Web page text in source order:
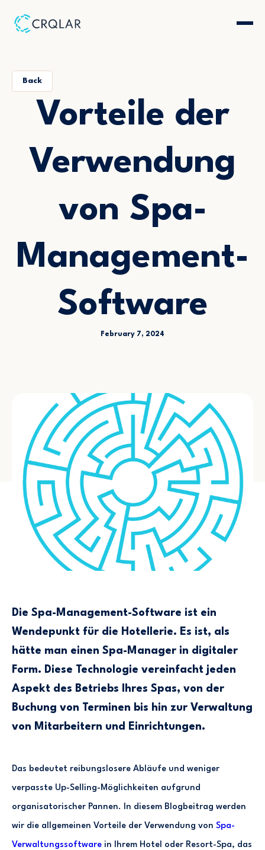
Back
Vorteile der
Verwendung
von Spa-
Management-
Software
February 7, 2024
Die Spa-Management-Software ist ein
Wendepunkt für die Hotellerie. Es ist, als
hätte man einen Spa-Manager in digitaler
Form. Diese Technologie vereinfacht jeden
Aspekt des Betriebs Ihres Spas, von der
Buchung von Terminen bis hin zur Verwaltung
von Mitarbeitern und Einrichtungen.
Das bedeutet reibungslosere Abläufe und weniger
verpasste Up-Selling-Möglichkeiten aufgrund
organisatorischer Pannen. In diesem Blogbeitrag werden
wir die allgemeinen Vorteile der Verwendung von Spa-
Verwaltungssoftware in Ihrem Hotel oder Resort-Spa, das